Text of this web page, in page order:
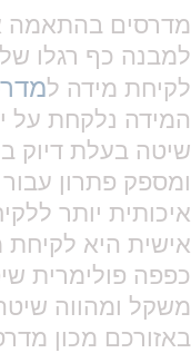
מדרסים בהתאמה
למבנה כף רגלו
לקיחת מידה ל
המידה נלקחת על
שיטה בעלת דיוק
ומספק פתרון
איכותית יותר
אישית היא לקיחת
כפפה פולימרית
משקל ומהווה
באזורכם מכון